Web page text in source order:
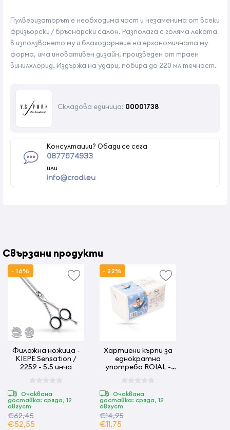
Пулверизаторът е необходима част и незаменима от всеки
фризьорски / бръснарски салон. Разполага с голяма лекота
в използването му и благодарнеие на ергономичната му
форма, има иновативен дизайн, произведен от траен
винилхлорид. Издържа на удари, побира до 220 мл течност.
Складова единица: 00001738
Консултации? Обади се сега
0877674933
или
info@crodi.eu
Свързани продукти
- 16%
Филажна ножица -
KIEPE Sensation /
2259 - 5.5 инча
Очаквана
доставка: сряда, 12
август
€62,45
€52,55
- 22%
Хартиени кърпи за
еднократна
употреба ROIAL -
Очаквана
доставка: сряда, 12
август
€14,95
€11,75